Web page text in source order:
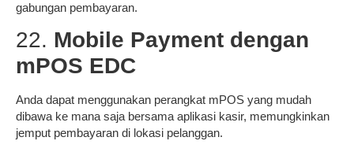
gabungan pembayaran.
22. Mobile Payment dengan
mPOS EDC
Anda dapat menggunakan perangkat mPOS yang mudah
dibawa ke mana saja bersama aplikasi kasir, memungkinkan
jemput pembayaran di lokasi pelanggan.